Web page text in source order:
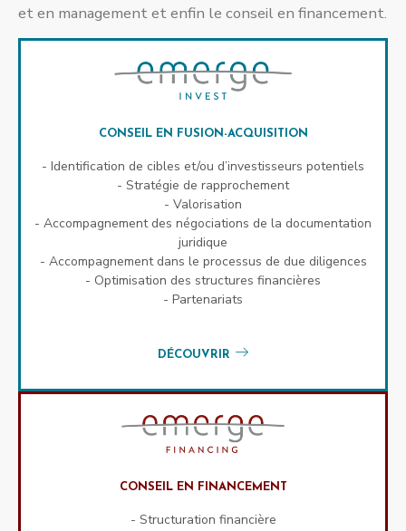
et en management et enfin le conseil en financement.
CONSEIL EN FUSION-ACQUISITION
- Identification de cibles et/ou d’investisseurs potentiels
- Stratégie de rapprochement
- Valorisation
- Accompagnement des négociations de la documentation
juridique
- Accompagnement dans le processus de due diligences
- Optimisation des structures financières
- Partenariats
DÉCOUVRIR
CONSEIL EN FINANCEMENT
- Structuration financière